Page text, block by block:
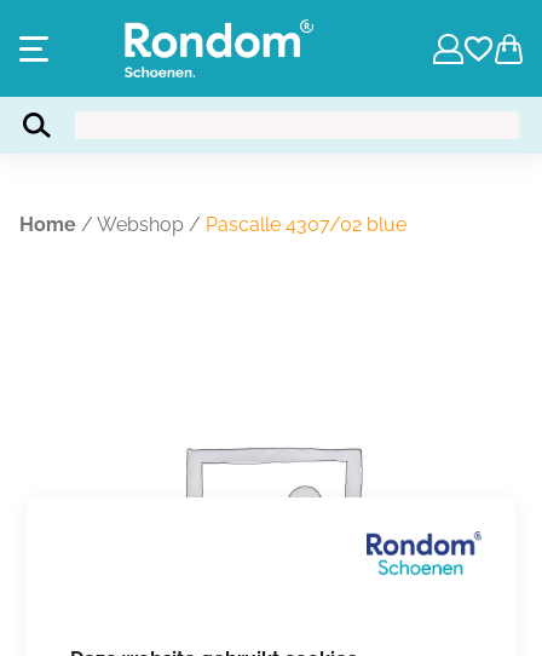
Home / Webshop / Pascalle 4307/02 blue